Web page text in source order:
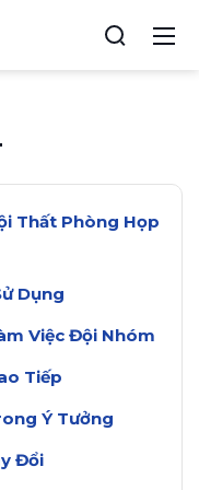
Thất Phòng Họp
Dụng
Việc Đội Nhóm
Tiếp
Ý Tưởng
Đổi